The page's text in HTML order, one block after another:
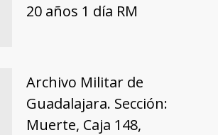
20 años 1 día RM
Archivo Militar de
Guadalajara. Sección:
Muerte, Caja 148,